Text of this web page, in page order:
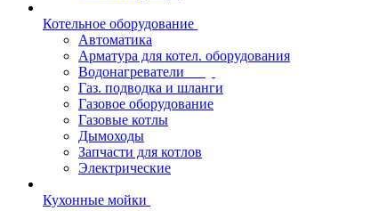
Котельное оборудование
Автоматика
Арматура для котел. оборудования
Водонагреватели
Газ. подводка и шланги
Газовое оборудование
Газовые котлы
Дымоходы
Запчасти для котлов
Электрические
Кухонные мойки